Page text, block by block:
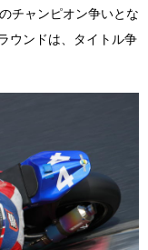
チャンピオン争いとな
ウンドは、タイトル争